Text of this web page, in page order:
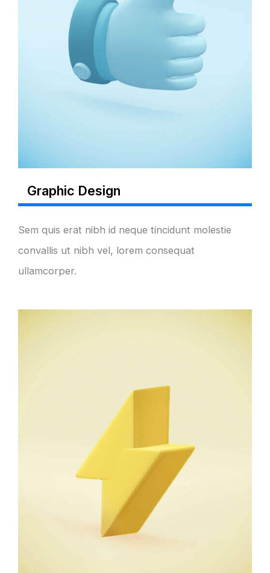
Graphic Design
Sem quis erat nibh id neque tincidunt molestie
convallis ut nibh vel, lorem consequat
ullamcorper.